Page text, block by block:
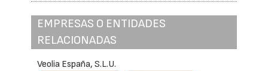
EMPRESAS O ENTIDADES
RELACIONADAS
Veolia España, S.L.U.